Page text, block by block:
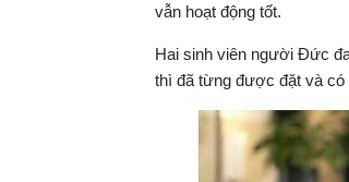
vẫn hoạt động tốt.
Hai sinh viên người Đức
thì đã từng được đặt và có